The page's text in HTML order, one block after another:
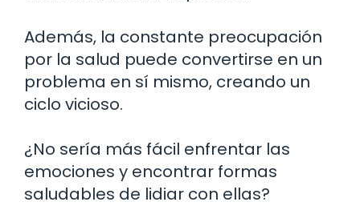
Además, la constante preocupación
por la salud puede convertirse en un
problema en sí mismo, creando un
ciclo vicioso.
¿No sería más fácil enfrentar las
emociones y encontrar formas
saludables de lidiar con ellas?